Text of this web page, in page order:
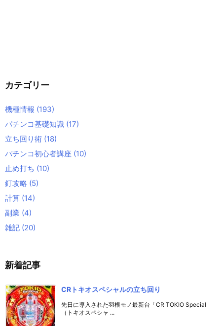
カテゴリー
機種情報 (193)
パチンコ基礎知識 (17)
立ち回り術 (18)
パチンコ初心者講座 (10)
止め打ち (10)
釘攻略 (5)
計算 (14)
副業 (4)
雑記 (20)
新着記事
CRトキオスペシャルの立ち回り
先日に導入された羽根モノ最新台「CR TOKIO Special
（トキオスペシャ ...